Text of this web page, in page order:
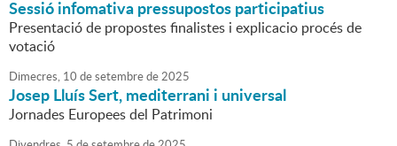
Sessió infomativa pressupostos participatius
Presentació de propostes finalistes i explicacio procés de
votació
Dimecres, 10 desetembrede2025
Josep Lluís Sert, mediterrani i universal
Jornades Europees del Patrimoni